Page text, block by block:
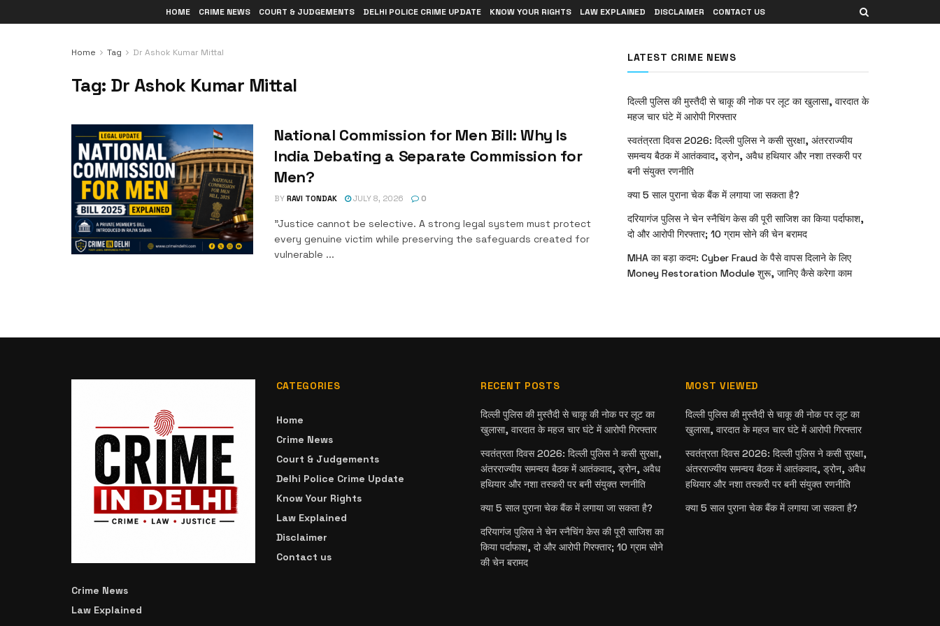
HOME CRIME NEWS COURT & JUDGEMENTS DELHI POLICE CRIME UPDATE KNOW YOUR RIGHTS LAW EXPLAINED DISCLAIMER CONTACT US
Home Tag Dr Ashok Kumar Mittal
Tag: Dr Ashok Kumar Mittal
National Commission for Men Bill: Why Is
India Debating a Separate Commission for
Men?
BY RAVI TONDAK JULY 8, 2026 0
"Justice cannot be selective. A strong legal system must protect
every genuine victim while preserving the safeguards created for
vulnerable ...
LATEST CRIME NEWS
दिल्ली पुलिस की मुस्तैदी से चाकू की नोक पर लूट का खुलासा, वारदात के
महज चार घंटे में आरोपी गिरफ्तार
स्वतंत्रता दिवस 2026: दिल्ली पुलिस ने कसी सुरक्षा, अंतरराज्यीय
समन्वय बैठक में आतंकवाद, ड्रोन, अवैध हथियार और नशा तस्करी पर
बनी संयुक्त रणनीति
क्या 5 साल पुराना चेक बैंक में लगाया जा सकता है?
दरियागंज पुलिस ने चेन स्नैचिंग केस की पूरी साजिश का किया पर्दाफाश,
दो और आरोपी गिरफ्तार; 10 ग्राम सोने की चेन बरामद
MHA का बड़ा कदम: Cyber Fraud के पैसे वापस दिलाने के लिए
Money Restoration Module शुरू, जानिए कैसे करेगा काम
Crime News
Law Explained
CATEGORIES
Home
Crime News
Court & Judgements
Delhi Police Crime Update
Know Your Rights
Law Explained
Disclaimer
Contact us
RECENT POSTS
दिल्ली पुलिस की मुस्तैदी से चाकू की नोक पर लूट का
खुलासा, वारदात के महज चार घंटे में आरोपी गिरफ्तार
स्वतंत्रता दिवस 2026: दिल्ली पुलिस ने कसी सुरक्षा,
अंतरराज्यीय समन्वय बैठक में आतंकवाद, ड्रोन, अवैध
हथियार और नशा तस्करी पर बनी संयुक्त रणनीति
क्या 5 साल पुराना चेक बैंक में लगाया जा सकता है?
दरियागंज पुलिस ने चेन स्नैचिंग केस की पूरी साजिश का
किया पर्दाफाश, दो और आरोपी गिरफ्तार; 10 ग्राम सोने
की चेन बरामद
MOST VIEWED
दिल्ली पुलिस की मुस्तैदी से चाकू की नोक पर लूट का
खुलासा, वारदात के महज चार घंटे में आरोपी गिरफ्तार
स्वतंत्रता दिवस 2026: दिल्ली पुलिस ने कसी सुरक्षा,
अंतरराज्यीय समन्वय बैठक में आतंकवाद, ड्रोन, अवैध
हथियार और नशा तस्करी पर बनी संयुक्त रणनीति
क्या 5 साल पुराना चेक बैंक में लगाया जा सकता है?